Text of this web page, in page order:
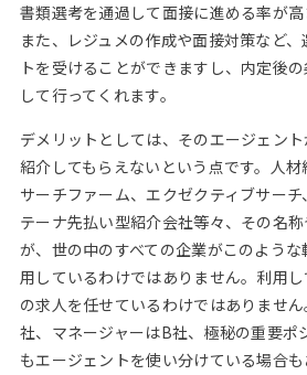
書類選考を通過して面接に進める率が高
また、レジュメの作成や面接対策など
トを受けることができますし、内定後
して行ってくれます。
デメリットとしては、そのエージェン
紹介してもらえないという点です。人材
サーチファーム、エクゼクティブサー
テーナ先払い型紹介会社等々、その名
が、世の中のすべての企業がこのよう
用しているわけではありません。利用
の求人を任せているわけではありませ
社、マネージャーはB社、極秘の重要ポ
もエージェントを使い分けている場合